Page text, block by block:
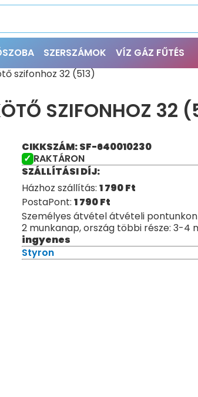
SZERSZÁMOK VÍZ GÁZ FŰTÉS
szifonhoz 32 (513)
SZIFONHOZ 32
CIKKSZÁM: SF-640010230
RAKTÁRON
SZÁLLÍTÁSI DÍJ:
Házhoz szállítás: 1 790Ft
PostaPont: 1 790Ft
Személyes átvétel átvételi
2 munkanap, ország többi része: 3-4
ingyenes
Styron